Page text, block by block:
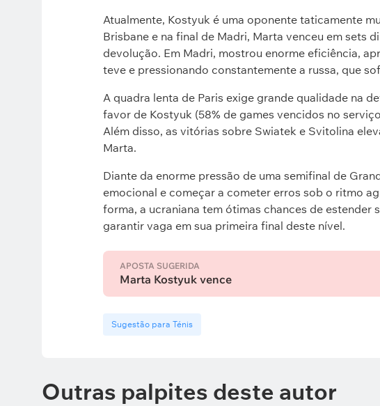
Atualmente, Kostyuk é uma oponente taticamente
Brisbane e na final de Madri, Marta venceu em sets
devolução. Em Madri, mostrou enorme eficiência,
teve e pressionando constantemente a russa, que
A quadra lenta de Paris exige grande qualidade na
favor de Kostyuk (58% de games vencidos no
Além disso, as vitórias sobre Swiatek e Svitolina
Marta.
Diante da enorme pressão de uma semifinal de
emocional e começar a cometer erros sob o ritmo
forma, a ucraniana tem ótimas chances de estender
garantir vaga em sua primeira final deste nível.
APOSTA SUGERIDA
Marta Kostyuk vence
Sugestão para Ténis
Outras palpites deste autor